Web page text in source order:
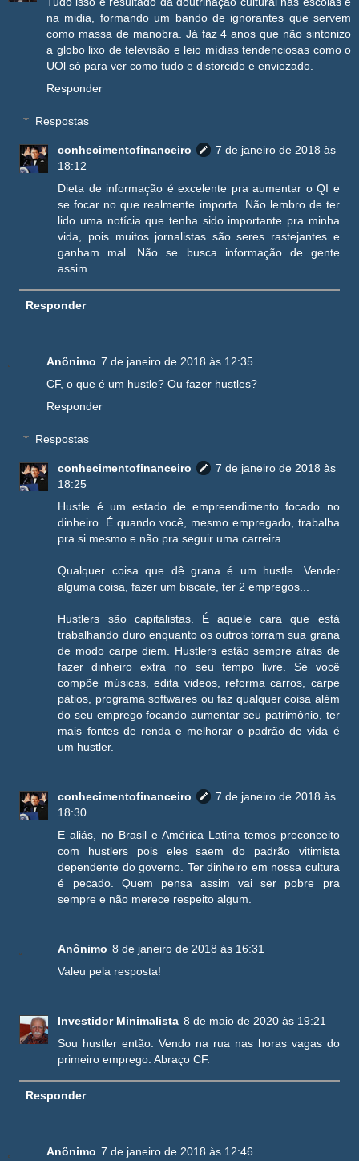
na midia, formando um bando de ignorantes que servem
como massa de manobra. Já faz 4 anos que não sintonizo
a globo lixo de televisão e leio mídias tendenciosas como o
UOl só para ver como tudo e distorcido e enviezado.
Responder
Respostas
conhecimentofinanceiro
7 de janeiro de 2018 às
18:12
Dieta de informação é excelente pra aumentar o QI e
se focar no que realmente importa. Não lembro de ter
lido uma notícia que tenha sido importante pra minha
vida, pois muitos jornalistas são seres rastejantes e
ganham mal. Não se busca informação de gente
assim.
Responder
Anônimo 7 de janeiro de 2018 às 12:35
CF, o que é um hustle? Ou fazer hustles?
Responder
Respostas
conhecimentofinanceiro
7 de janeiro de 2018 às
18:25
Hustle é um estado de empreendimento focado no
dinheiro. É quando você, mesmo empregado, trabalha
pra si mesmo e não pra seguir uma carreira.
Qualquer coisa que dê grana é um hustle. Vender
alguma coisa, fazer um biscate, ter 2 empregos...
Hustlers são capitalistas. É aquele cara que está
trabalhando duro enquanto os outros torram sua grana
de modo carpe diem. Hustlers estão sempre atrás de
fazer dinheiro extra no seu tempo livre. Se você
compõe músicas, edita videos, reforma carros, carpe
pátios, programa softwares ou faz qualquer coisa além
do seu emprego focando aumentar seu patrimônio, ter
mais fontes de renda e melhorar o padrão de vida é
um hustler.
conhecimentofinanceiro
7 de janeiro de 2018 às
18:30
E aliás, no Brasil e América Latina temos preconceito
com hustlers pois eles saem do padrão vitimista
dependente do governo. Ter dinheiro em nossa cultura
é pecado. Quem pensa assim vai ser pobre pra
sempre e não merece respeito algum.
Anônimo 8 de janeiro de 2018 às 16:31
Valeu pela resposta!
Investidor Minimalista 8 de maio de 2020 às 19:21
Sou hustler então. Vendo na rua nas horas vagas do
primeiro emprego. Abraço CF.
Responder
Anônimo 7 de janeiro de 2018 às 12:46